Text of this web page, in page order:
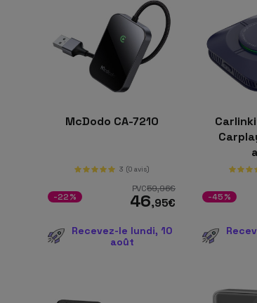
McDodo CA-7210
3 (0 avis)
PVC59,96€
46,95€
-22%
Recevez-le lundi, 10
août
-45%